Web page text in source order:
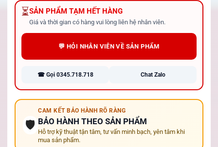
⏳SẢN PHẨM TẠM HẾT HÀNG
Giá và thời gian có hàng vui lòng liên hệ nhân viên.
💬 HỎI NHÂN VIÊN VỀ SẢN PHẨM
☎ Gọi 0345.718.718 Chat Zalo
🛡️
CAM KẾT BẢO HÀNH RÕ RÀNG
BẢO HÀNH THEO SẢN PHẨM
Hỗ trợ kỹ thuật tận tâm, tư vấn minh bạch, yên tâm khi
mua sản phẩm.